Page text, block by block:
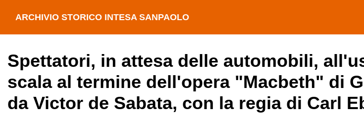
ARCHIVIO STORICO INTESA SANPAOLO
Spettatori, in attesa delle automobili,
scala al termine dell'opera "Macbeth" di
da Victor de Sabata, con la regia di Carl